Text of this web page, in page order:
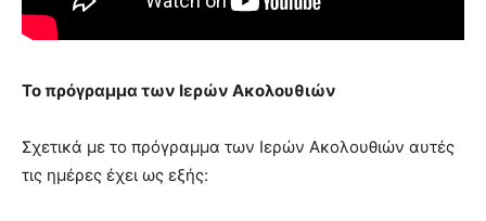
Το πρόγραμμα των Ιερών Ακολουθιών
Σχετικά με το πρόγραμμα των Ιερών Ακολουθιών αυτές
τις ημέρες έχει ως εξής: